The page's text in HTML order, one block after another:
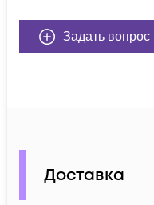
Задать вопрос
Доставка